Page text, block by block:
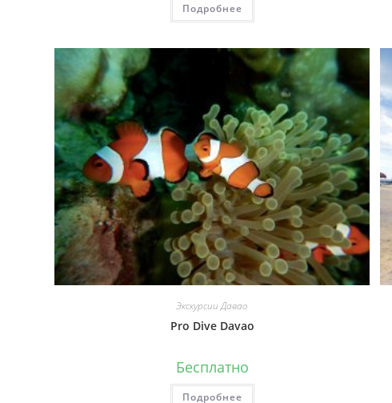
Подробнее
Экскурсии Давао
Pro Dive Davao
Бесплатно
Подробнее